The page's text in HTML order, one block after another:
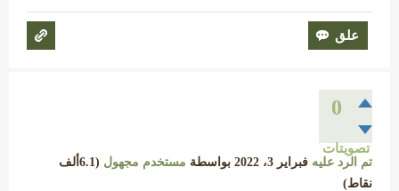
0
تصويتات
تم الرد عليه فبراير 3، 2022 بواسطة مستخدم مجهول (6.1ألف
نقاط)